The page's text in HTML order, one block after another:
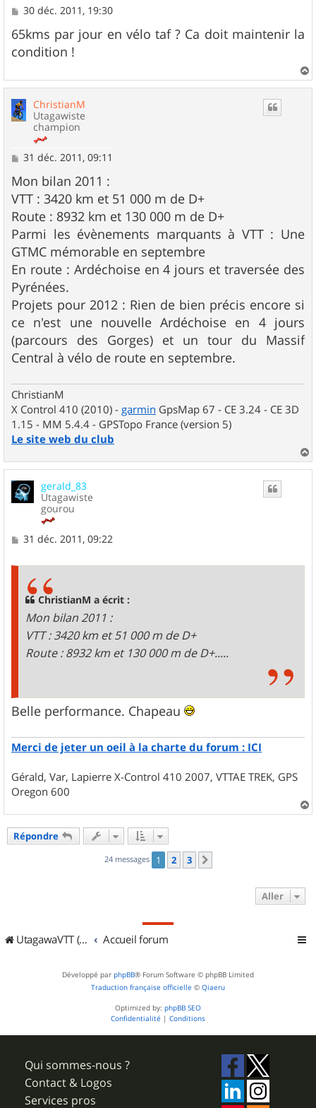
M
s
s
a
e
30 déc. 2011, 19:30
65kms par jour en vélo taf ? Ca doit maintenir la
condition !
a
ChristianM
Utagawiste
champion
M
s
s
a
g
e
31 déc. 2011, 09:11
Mon bilan 2011 :
VTT : 3420 km et 51 000 m de D+
Route : 8932 km et 130 000 m de D+
Parmi les évènements marquants à VTT : Une
GTMC mémorable en septembre
En route : Ardéchoise en 4 jours et traversée des
Pyrénées.
Projets pour 2012 : Rien de bien précis encore si
ce n'est une nouvelle Ardéchoise en 4 jours
(parcours des Gorges) et un tour du Massif
Central à vélo de route en septembre.
ChristianM
X Control 410 (2010) - garmin GpsMap 67 - CE 3.24 - CE 3D
1.15 - MM 5.4.4 - GPSTopo France (version 5)
Le site web du club
a
u
gerald_83
Utagawiste
gourou
M
31 déc. 2011, 09:22
ChristianM a écrit :
Mon bilan 2011 :
VTT : 3420 km et 51 000 m de D+
Route : 8932 km et 130 000 m de D+.....
Belle performance. Chapeau
Merci de jeter un oeil à la charte du forum : ICI
Gérald, Var, Lapierre X-Control 410 2007, VTTAE TREK, GPS
Oregon 600
a
Répondre
24 messages 1 2 3
Aller
UtagawaVTT (Randos VTT et VTTAE avec traces GPS) Accueil forum
Développé par phpBB® Forum Software © phpBB Limited
Traduction française officielle © Qiaeru
Optimized by: phpBB SEO
Confidentialité | Conditions
Qui sommes-nous ?
Contact & Logos
Services pros